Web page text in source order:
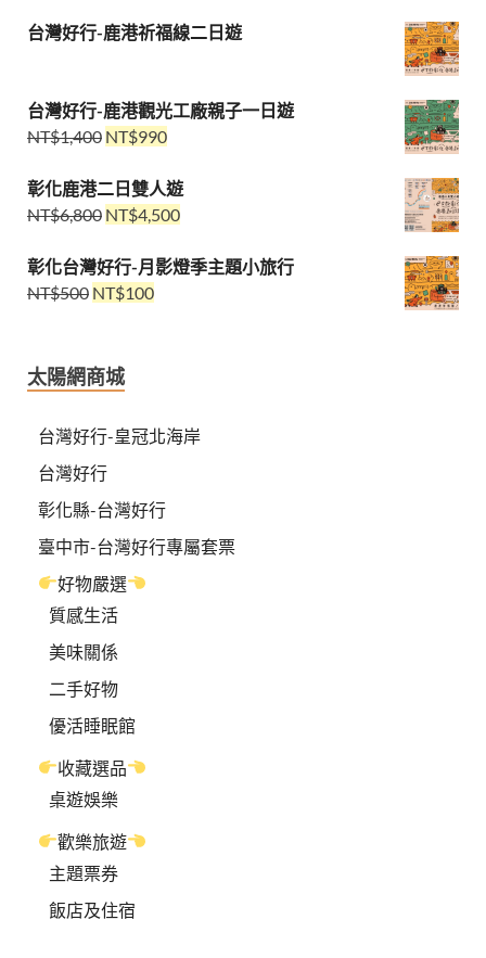
台灣好行-鹿港祈福線二日遊
台灣好行-鹿港觀光工廠親子一日遊
NT$1,400 NT$990
彰化鹿港二日雙人遊
NT$6,800 NT$4,500
彰化台灣好行-月影燈季主題小旅行
NT$500 NT$100
太陽網商城
台灣好行-皇冠北海岸
台灣好行
彰化縣-台灣好行
臺中市-台灣好行專屬套票
好物嚴選
質感生活
美味關係
二手好物
優活睡眠館
收藏選品
桌遊娛樂
歡樂旅遊
主題票券
飯店及住宿